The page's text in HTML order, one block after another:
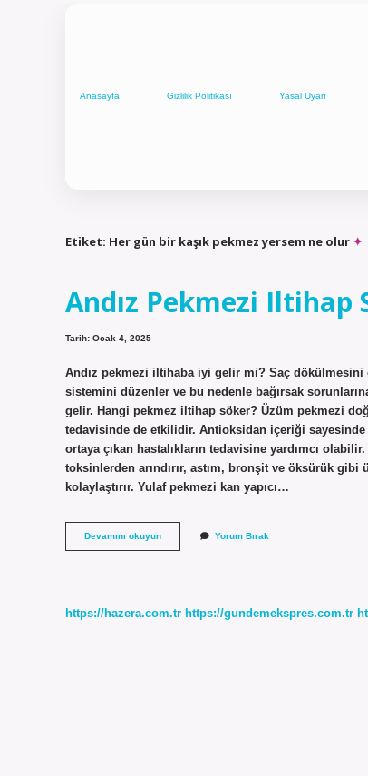
Anasayfa Gizlilik Politikası Yasal Uyarı
Etiket: Her gün bir kaşık pekmez yersem ne olur
Andız Pekmezi Iltihap
Tarih: Ocak 4, 2025
Andız pekmezi iltihaba iyi gelir mi? Saç dökülmesini
sistemini düzenler ve bu nedenle bağırsak
gelir. Hangi pekmez iltihap söker? Üzüm pekmezi
tedavisinde de etkilidir. Antioksidan içeriği
ortaya çıkan hastalıkların tedavisine yardımcı
toksinlerden arındırır, astım, bronşit ve öksürük gibi
kolaylaştırır. Yulaf pekmezi kan yapıcı…
Devamını okuyunAndız
Pekmezi
Yorum Bırak
https://hazera.com.tr https://gundemekspres.com.tr